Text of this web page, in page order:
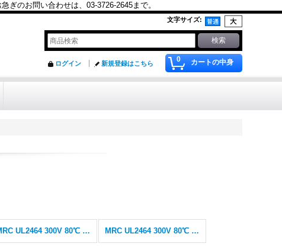
のお問い合わせは、03-3726-2645まで。
文字サイズ:
0 カートの中身
ログイン 新規登録はこちら
MRC UL2464 300V 80℃ シールドなし MRC UL2464 300V 80℃ シールド付(SB)